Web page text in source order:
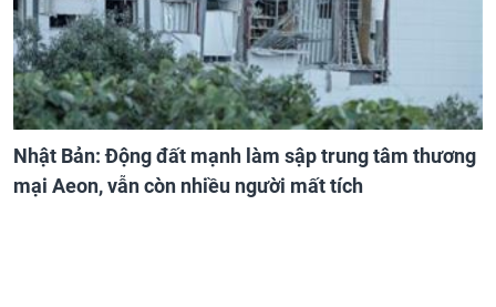
Nhật Bản: Động đất mạnh làm sập trung tâm thương
mại Aeon, vẫn còn nhiều người mất tích